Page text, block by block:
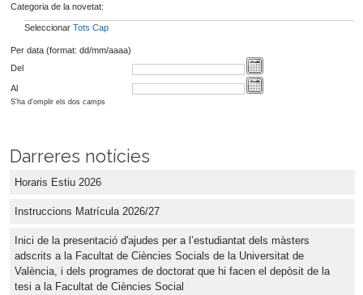
Categoria de la novetat:
Seleccionar Tots Cap
Per data (format: dd/mm/aaaa)
Del
Al
S'ha d'omplir els dos camps
Darreres notícies
Horaris Estiu 2026
Instruccions Matrícula 2026/27
Inici de la presentació d'ajudes per a l’estudiantat dels màsters
adscrits a la Facultat de Ciències Socials de la Universitat de
València, i dels programes de doctorat que hi facen el depòsit de la
tesi a la Facultat de Ciències Social